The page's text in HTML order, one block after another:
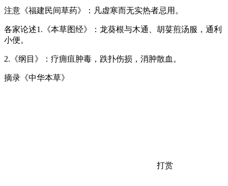
注意《福建民间草药》：凡虚寒而无实热者忌用。
各家论述1.《本草图经》：龙葵根与木通、胡荽煎汤服，通利
小便。
2.《纲目》：疗痈疽肿毒，跌扑伤损，消肿散血。
摘录《中华本草》
打赏